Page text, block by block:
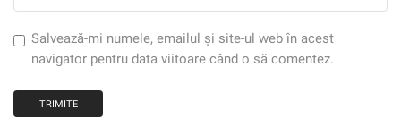
Salvează-mi numele, emailul și site-ul web în acest
navigator pentru data viitoare când o să comentez.